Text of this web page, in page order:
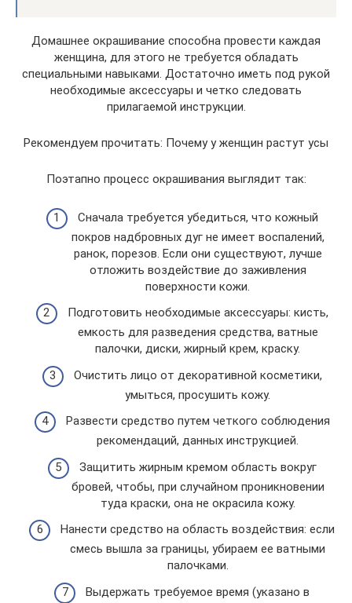
Домашнее окрашивание способна провести каждая
женщина, для этого не требуется обладать
специальными навыками. Достаточно иметь под рукой
необходимые аксессуары и четко следовать
прилагаемой инструкции.
Рекомендуем прочитать: Почему у женщин растут усы
Поэтапно процесс окрашивания выглядит так:
Сначала требуется убедиться, что кожный
покров надбровных дуг не имеет воспалений,
ранок, порезов. Если они существуют, лучше
отложить воздействие до заживления
поверхности кожи.
Подготовить необходимые аксессуары: кисть,
емкость для разведения средства, ватные
палочки, диски, жирный крем, краску.
Очистить лицо от декоративной косметики,
умыться, просушить кожу.
Развести средство путем четкого соблюдения
рекомендаций, данных инструкцией.
Защитить жирным кремом область вокруг
бровей, чтобы, при случайном проникновении
туда краски, она не окрасила кожу.
Нанести средство на область воздействия: если
смесь вышла за границы, убираем ее ватными
палочками.
Выдержать требуемое время (указано в